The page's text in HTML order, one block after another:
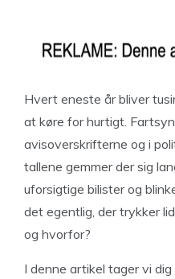
Hvert eneste år bliver
at køre for hurtigt.
avisoverskrifterne og i
tallene gemmer der sig
uforsigtige bilister og
det egentlig, der trykker
og hvorfor?
I denne artikel tager vi